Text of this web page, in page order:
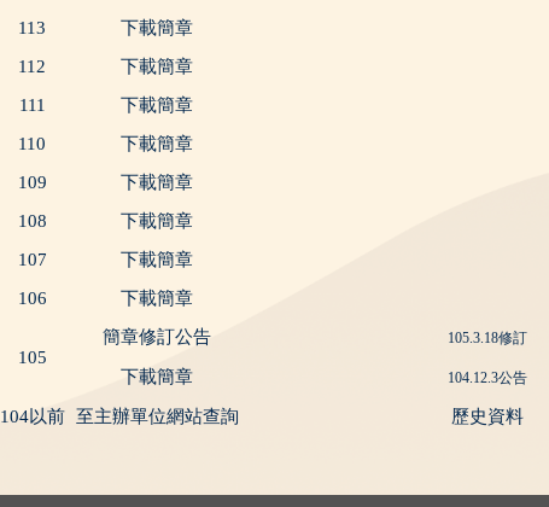
113
下載簡章
112
下載簡章
111
下載簡章
110
下載簡章
109
下載簡章
108
下載簡章
107
下載簡章
106
下載簡章
105
簡章修訂公告 105.3.18修訂
下載簡章 104.12.3公告
104以前 至主辦單位網站查詢 歷史資料